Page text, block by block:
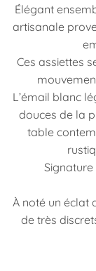
Élégant
artisanale
Ces assiettes
L’émail blanc
douces de la
table
Signature
À noté un éclat
de très